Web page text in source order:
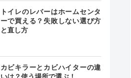
トイレのレバーはホームセンタ
ーで買える？失敗しない選び方
と直し方
カビキラーとカビハイターの違
いは？使う場所で選ぶ！